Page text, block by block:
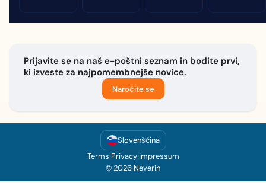
Prijavite se na naš e-poštni seznam in bodite prvi,
ki izveste za najpomembnejše novice.
Naročite se
Slovenščina
Terms|Privacy|Impressum
© 2026 Neverin